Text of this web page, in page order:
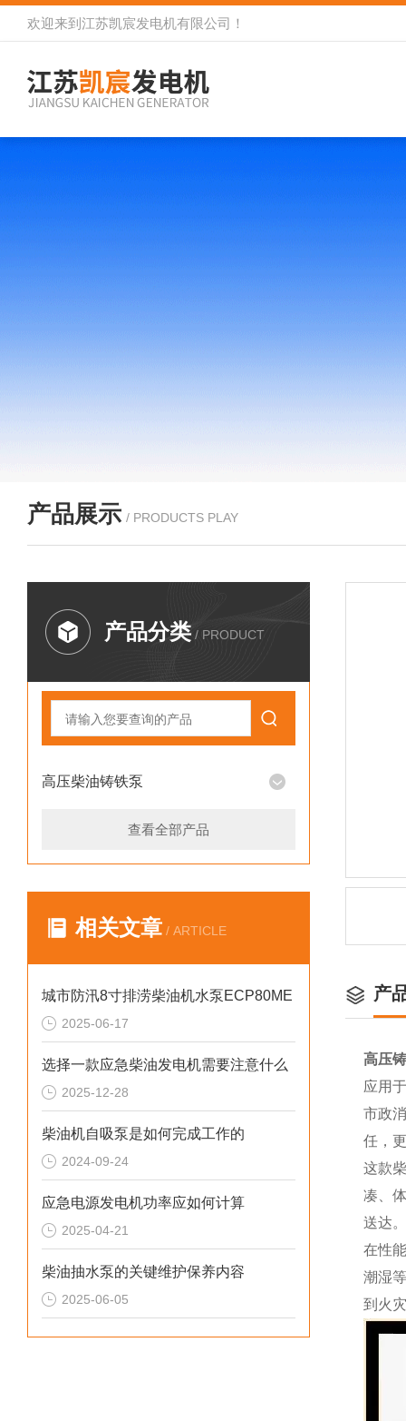
欢迎来到 江苏凯宸发电机有限公司 ！
产品展示 / PRODUCTS PLAY
产品分类 / PRODUCT
高压柴油铸铁泵
查看全部产品
相关文章 / ARTICLE
城市防汛8寸排涝柴油机水泵ECP80ME
2025-06-17
选择一款应急柴油发电机需要注意什么
2025-12-28
柴油机自吸泵是如何完成工作的
2024-09-24
应急电源发电机功率应如何计算
2025-04-21
柴油抽水泵的关键维护保养内容
2025-06-05
产
高压
应用
市政
任，
这款
凑、
送达。
在性
潮湿
到火